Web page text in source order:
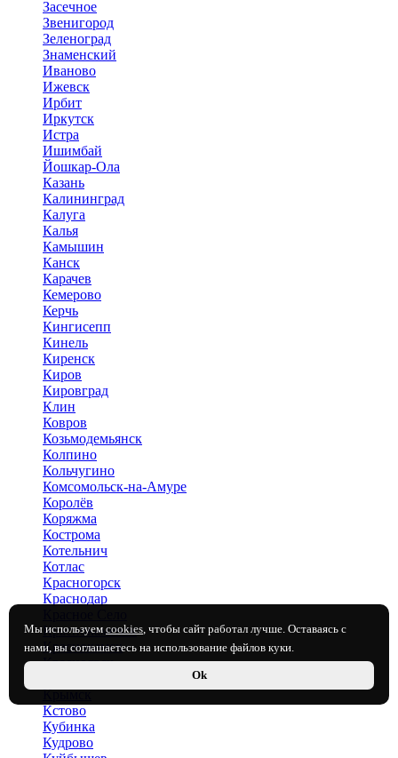
Мы используем cookies, чтобы сайт работал лучше. Оставаясь с
нами, вы соглашаетесь на использование файлов куки.
Ok
Засечное
Звенигород
Зеленоград
Знаменский
Иваново
Ижевск
Ирбит
Иркутск
Истра
Ишимбай
Йошкар-Ола
Казань
Калининград
Калуга
Калья
Камышин
Канск
Карачев
Кемерово
Керчь
Кингисепп
Кинель
Киренск
Киров
Кировград
Клин
Ковров
Козьмодемьянск
Колпино
Кольчугино
Комсомольск-на-Амуре
Королёв
Коряжма
Кострома
Котельнич
Котлас
Красногорск
Краснодар
Краснокаменск
Краснокамск
Красноярск
Крымск
Кстово
Кубинка
Кудрово